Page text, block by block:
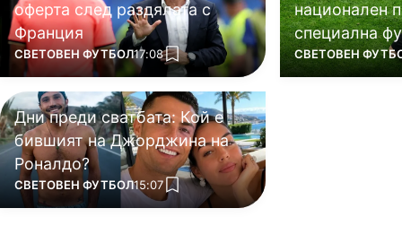
оферта след раздялата с
Франция
ПОВЕЧЕ ОТ
СВЕТОВЕН ФУТБОЛ17:08 add favorites
национален
специална
ПОВЕЧЕ ОТ
СВЕТОВЕН
Дни преди сватбата: Кой е
бившият на Джорджина на
Роналдо?
ПОВЕЧЕ ОТ
СВЕТОВЕН ФУТБОЛ15:07 add favorites